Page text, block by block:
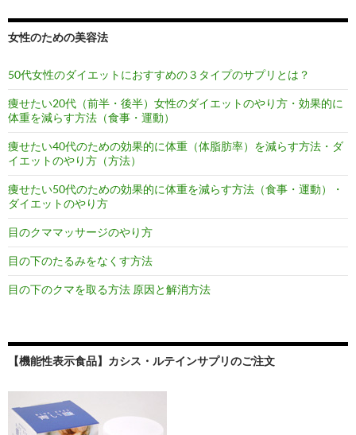
女性のための美容法
50代女性のダイエットにおすすめの３タイプのサプリとは？
痩せたい20代（前半・後半）女性のダイエットのやり方・効果的に
体重を減らす方法（食事・運動）
痩せたい40代のための効果的に体重（体脂肪率）を減らす方法・ダ
イエットのやり方（方法）
痩せたい50代のための効果的に体重を減らす方法（食事・運動）・
ダイエットのやり方
目のクママッサージのやり方
目の下のたるみをなくす方法
目の下のクマを取る方法 原因と解消方法
【機能性表示食品】カシス・ルテインサプリのご注文